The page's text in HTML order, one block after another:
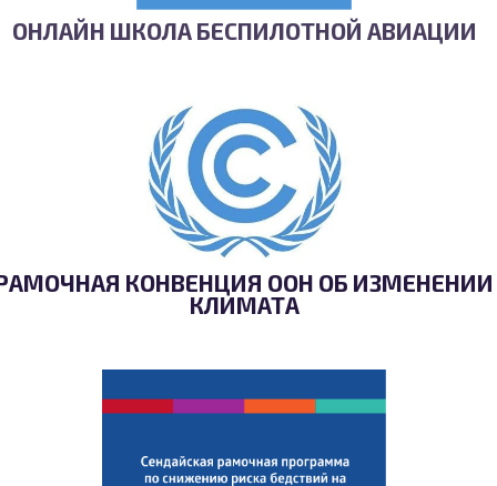
ОНЛАЙН ШКОЛА БЕСПИЛОТНОЙ АВИАЦИИ
КОНВЕНЦИЯ ООН ОБ ИЗМЕНЕНИИ
КЛИМАТА